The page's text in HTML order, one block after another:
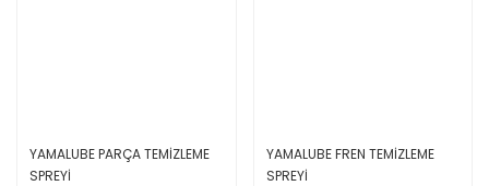
YAMALUBE PARÇA TEMİZLEME
SPREYİ
YAMALUBE FREN TEMİZLEME
SPREYİ